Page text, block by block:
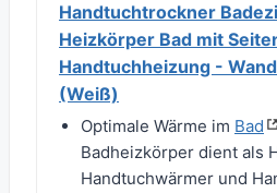
Handtuchtrockner
Heizkörper Bad mit
Handtuchheizung -
(Weiß)
Optimale Wärme im Bad
Badheizkörper dient als
Handtuchwärmer und